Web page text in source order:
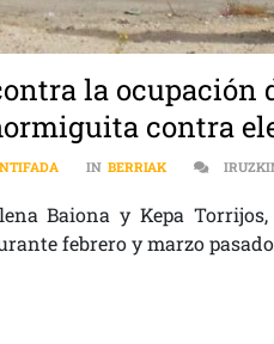
la
contra
IN BERRIAK
Baiona y Kepa
febrero y marzo